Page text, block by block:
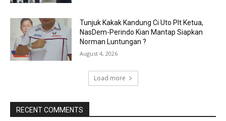
Tunjuk Kakak Kandung Ci Uto Plt Ketua,
NasDem-Perindo Kian Mantap Siapkan
Norman Luntungan ?
August 4, 2026
Load more
RECENT COMMENTS